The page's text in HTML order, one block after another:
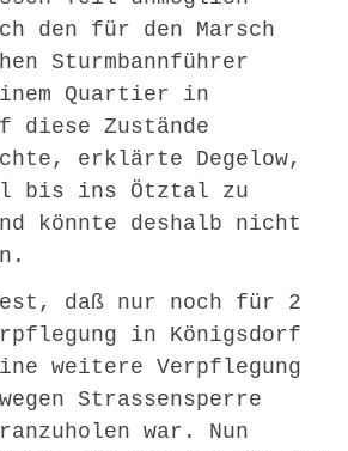
den für den Marsch
Sturmbannführer
Quartier in
diese Zustände
erklärte Degelow,
bis ins Ötztal zu
könnte deshalb nicht
daß nur noch für 2
in Königsdorf
weitere Verpflegung
Strassensperre
war. Nun